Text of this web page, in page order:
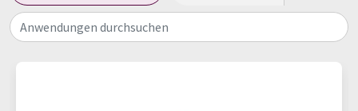
Anwendungen durchsuchen